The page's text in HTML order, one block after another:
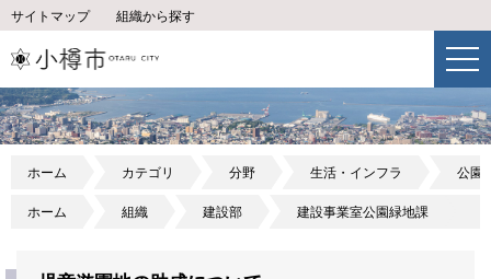
サイトマップ 組織から探す
ホーム カテゴリ 分野 生活・インフラ 公園
ホーム 組織 建設部 建設事業室公園緑地課